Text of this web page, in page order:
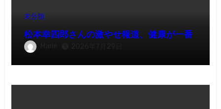
未分類
松本幸四郎さんの激やせ報道、健康が一番
Marie 2026年7月29日